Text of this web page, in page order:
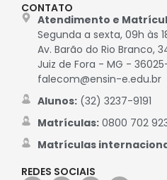
CONTATO
Atendimento e
Segunda a sexta, 09h às
Av. Barão do Rio Branco,
Juiz de Fora - MG -
falecom@ensin-e.edu.br
Alunos:(32) 3237-9191
Matrículas:0800 702
Matrículas
REDES SOCIAIS